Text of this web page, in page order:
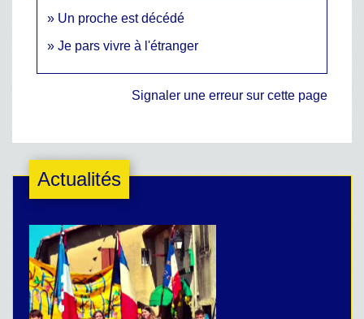
Un proche est décédé
Je pars vivre à l'étranger
Signaler une erreur sur cette page
Actualités